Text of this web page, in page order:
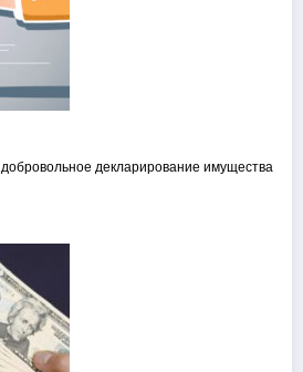
декларирование имущества